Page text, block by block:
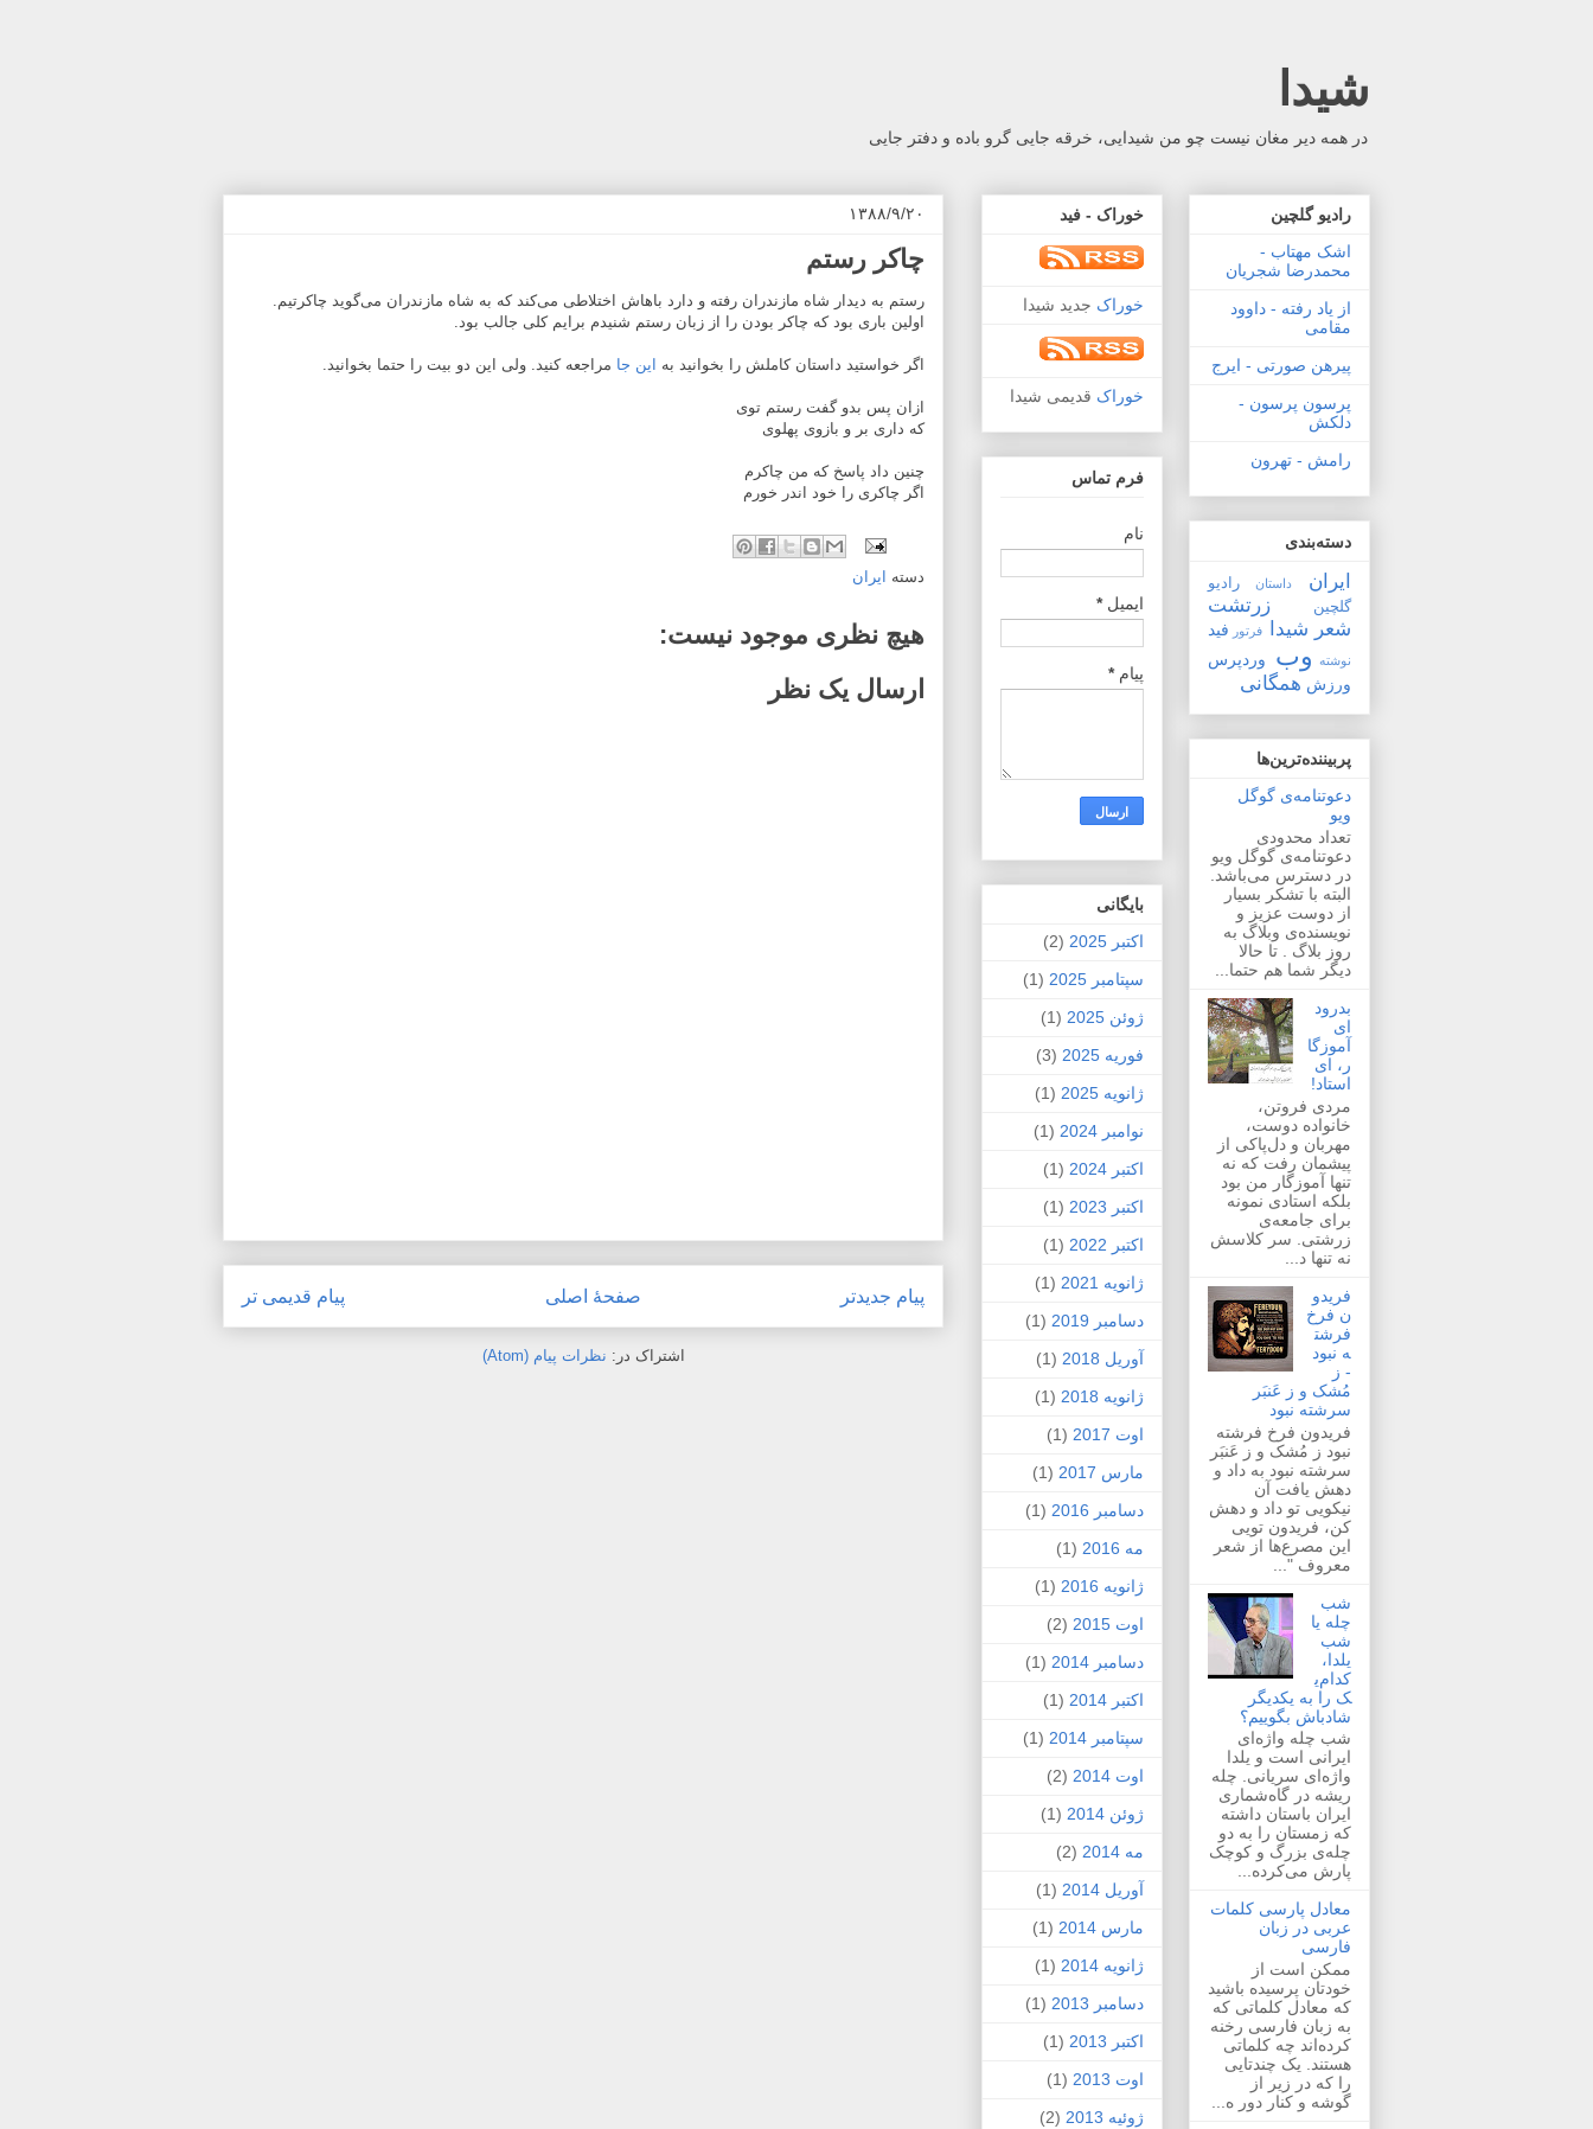
شیدا
در همه دیر مغان نیست چو من شیدایی، خرقه جایی گرو باده و دفتر جایی
۱۳۸۸/۹/۲۰
چاکر رستم
رستم به دیدار شاه مازندران رفته و دارد باهاش اختلاطی می‌کند که به شاه مازندران می‌گوید چاکرتیم.
اولین باری بود که چاکر بودن را از زبان رستم شنیدم برایم کلی جالب بود.
اگر خواستید داستان کاملش را بخوانید به این جا مراجعه کنید. ولی این دو بیت را حتما بخوانید.
ازان پس بدو گفت رستم توی
که داری بر و بازوی پهلوی
چنین داد پاسخ که من چاکرم
اگر چاکری را خود اندر خورم
دسته ایران
هیچ نظری موجود نیست:
ارسال یک نظر
پیام جدیدتر پیام قدیمی تر صفحهٔ اصلی
اشتراک در: نظرات پیام (Atom)
رادیو گلچین
اشک مهتاب -
محمدرضا شجریان
از یاد رفته - داوود
مقامی
پیرهن صورتی - ایرج
پرسون پرسون -
دلکش
رامش - تهرون
دسته‌بندی
ایران داستان
رادیو
گلچین
زرتشت
شعر شیدا فرتور فید
نوشته وب
وردپرس
ورزش همگانی
پربیننده‌ترین‌ها
دعوتنامه‌ی گوگل
ویو
تعداد محدودی
دعوتنامه‌ی گوگل ویو
در دسترس می‌باشد.
البته با تشکر بسیار
از دوست عزیز و
نویسنده‌ی وبلاگ به
روز بلاگ . تا حالا
دیگر شما هم حتما...
بدرود
ای
آموزگا
ر، ای
استاد!
مردی فروتن،
خانواده دوست،
مهربان و دل‌پاکی از
پیشمان رفت که نه
تنها آموزگار من بود
بلکه استادی نمونه
برای جامعه‌ی
زرشتی. سر کلاسش
نه تنها د...
فریدو
ن فرخ
فرشت
ه نبود
- ز
مُشک و ز عَنبَر
سرشته نبود
فریدون فرخ فرشته
نبود ز مُشک و ز عَنبَر
سرشته نبود به داد و
دهش یافت آن
نیکویی تو داد و دهش
کن، فریدون تویی
این مصرع‌ها از شعر
معروف "...
شب
چله یا
شب
یلدا،
کدام‌ی
ک را به یکدیگر
شادباش بگوییم؟
شب چله واژه‌ای
ایرانی است و یلدا
واژه‌ای سریانی. چله
ریشه در گاه‌شماری
ایران باستان داشته
که زمستان را به دو
چله‌ی بزرگ و کوچک
پارش می‌کرده...
معادل پارسی کلمات
عربی در زبان
فارسی
ممکن است از
خودتان پرسیده باشید
که معادل کلماتی که
به زبان فارسی رخنه
کرده‌اند چه کلماتی
هستند. یک چندتایی
را که در زیر از
گوشه و کنار دور ه...
خوراک - فید
خوراک جدید شیدا
خوراک قدیمی شیدا
فرم تماس
نام
ایمیل*
پیام*
بايگانی
اکتبر 2025
(2)
سپتامبر 2025
(1)
ژوئن 2025
(1)
فوریه 2025
(3)
ژانویه 2025
(1)
نوامبر 2024
(1)
اکتبر 2024
(1)
اکتبر 2023
(1)
اکتبر 2022
(1)
ژانویه 2021
(1)
دسامبر 2019
(1)
آوریل 2018
(1)
ژانویه 2018
(1)
اوت 2017
(1)
مارس 2017
(1)
دسامبر 2016
(1)
مه 2016
(1)
ژانویه 2016
(1)
اوت 2015
(2)
دسامبر 2014
(1)
اکتبر 2014
(1)
سپتامبر 2014
(1)
اوت 2014
(2)
ژوئن 2014
(1)
مه 2014
(2)
آوریل 2014
(1)
مارس 2014
(1)
ژانویه 2014
(1)
دسامبر 2013
(1)
اکتبر 2013
(1)
اوت 2013
(1)
ژوئیه 2013
(2)